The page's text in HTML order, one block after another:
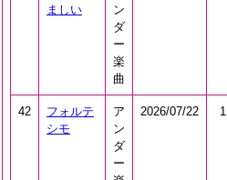
ましい
ン
ダ
ー
楽
曲
42
フォルテ
シモ
ア
ン
ダ
ー
2026/07/22 1